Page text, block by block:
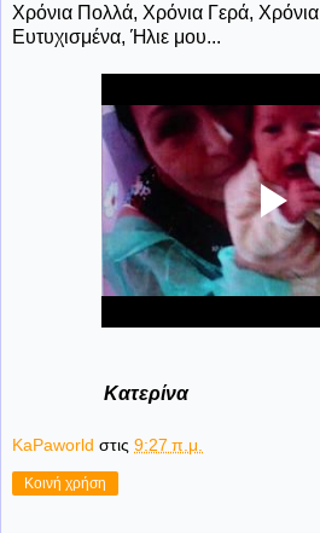
Χρόνια Πολλά, Χρόνια Γερά, Χρόνια
Ευτυχισμένα, Ήλιε μου...
Κατερίνα
KaPaworld στις 9:27 π.μ.
Κοινή χρήση